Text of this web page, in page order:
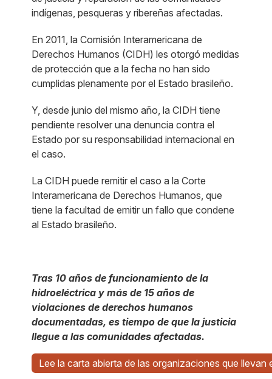
indígenas, pesqueras y ribereñas afectadas.
En 2011, la Comisión Interamericana de
Derechos Humanos (CIDH) les otorgó medidas
de protección que a la fecha no han sido
cumplidas plenamente por el Estado brasileño.
Y, desde junio del mismo año, la CIDH tiene
pendiente resolver una denuncia contra el
Estado por su responsabilidad internacional en
el caso.
La CIDH puede remitir el caso a la Corte
Interamericana de Derechos Humanos, que
tiene la facultad de emitir un fallo que condene
al Estado brasileño.
Tras 10 años de funcionamiento de la
hidroeléctrica y más de 15 años de
violaciones de derechos humanos
documentadas, es tiempo de que la justicia
llegue a las comunidades afectadas.
Lee la carta abierta de las organizaciones que